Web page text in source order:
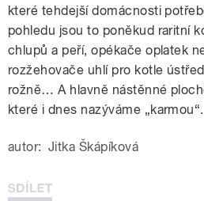
které tehdejší domácnosti
pohledu jsou to poněkud raritní
chlupů a peří, opékače oplatek
rozžehovače uhlí pro kotle
rožně… A hlavně nástěnné
které i dnes nazýváme „karmou“.
autor: Jitka Škápíková